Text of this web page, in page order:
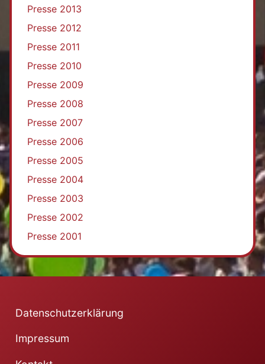
Presse 2013
Presse 2012
Presse 2011
Presse 2010
Presse 2009
Presse 2008
Presse 2007
Presse 2006
Presse 2005
Presse 2004
Presse 2003
Presse 2002
Presse 2001
Datenschutzerklärung
Impressum